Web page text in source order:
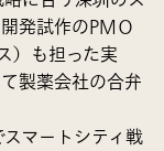
発試作のPMＯ
）も担った実
製薬会社の合弁
マートシティ戦